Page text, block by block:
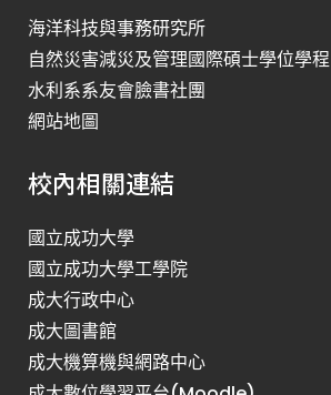
海洋科技與事務研究所
自然災害減災及管理國際碩士學位學程
水利系系友會臉書社團
網站地圖
校內相關連結
國立成功大學
國立成功大學工學院
成大行政中心
成大圖書館
成大機算機與網路中心